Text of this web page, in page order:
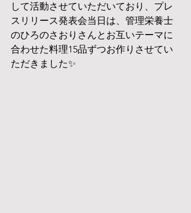
して活動させていただいており、プレ
スリリース発表会当日は、管理栄養士
のひろのさおりさんとお互いテーマに
合わせた料理15品ずつお作りさせてい
ただきました✨